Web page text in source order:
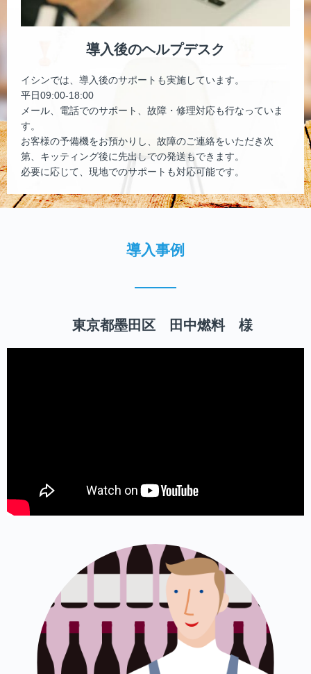
導入後のヘルプデスク
イシンでは、導入後のサポートも実施しています。
平日09:00-18:00
メール、電話でのサポート、故障・修理対応も行なっていま
す。
お客様の予備機をお預かりし、故障のご連絡をいただき次
第、キッティング後に先出しでの発送もできます。
必要に応じて、現地でのサポートも対応可能です。
導入事例
東京都墨田区 田中燃料 様